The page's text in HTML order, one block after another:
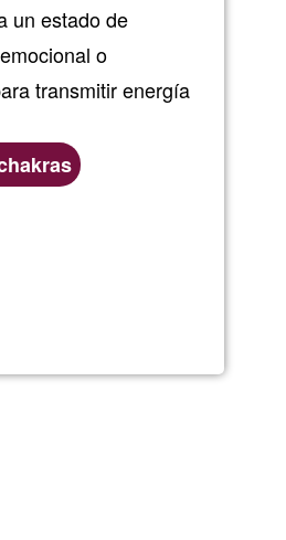
un estado de
o
transmitir energía